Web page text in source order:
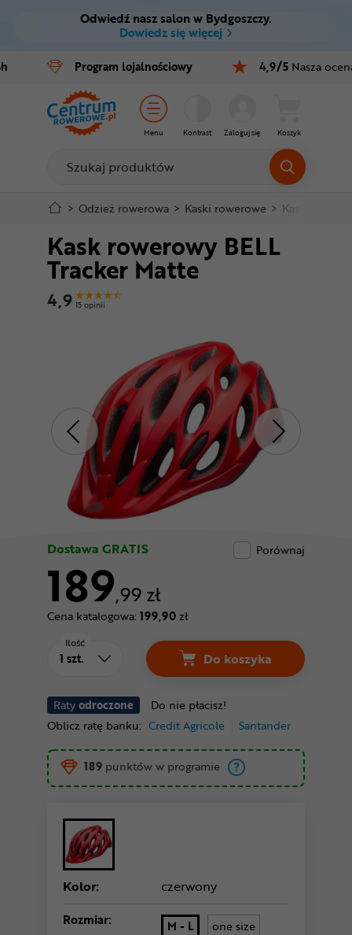
Ctrl M
Menu główne
Informacje o produkcie
Do koszyka
Szczegółowe informacje
Stopka
Mapa strony
Odwiedź nasz salon w Bydgoszczy.
Dowiedz się więcej
Program lojalnościowy 4,9/5 Nasza
Menu Kontrast Zaloguj się Koszyk
Rowery
E-bike
Części
Akcesoria
Odzież
Kaski
Buty
Nowości
Superoferta
> Odzież rowerowa > Kaski rowerowe > Kaski MTB i
Kask rowerowy BELL
Tracker Matte
4,9 15 opinii
Dostawa GRATIS Porównaj
189,99 zł
Cena katalogowa: 199,90zł
Ratyodroczone
Do nie płacisz!
Oblicz ratę banku: Credit Agricole Santander
Ilość
Do koszyka
189 punktów w programie
Kolor: czerwony
Rozmiar: M - L one size